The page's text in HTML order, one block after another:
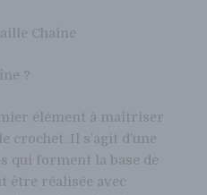
Chaîne
?
élément à maîtriser
crochet. Il s’agit d’une
qui forment la base de
être réalisée avec